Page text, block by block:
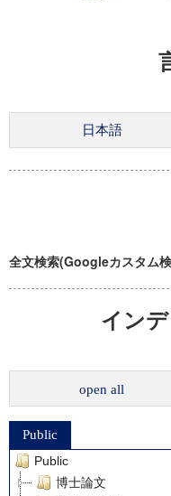
全文検索(Googleカスタム
イン
open all
Public
Public
博士論文